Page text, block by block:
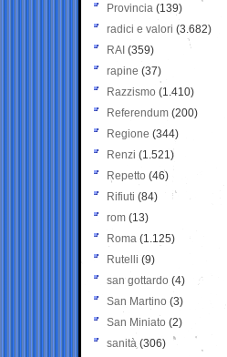
Provincia (139)
radici e valori (3.682)
RAI (359)
rapine (37)
Razzismo (1.410)
Referendum (200)
Regione (344)
Renzi (1.521)
Repetto (46)
Rifiuti (84)
rom (13)
Roma (1.125)
Rutelli (9)
san gottardo (4)
San Martino (3)
San Miniato (2)
sanità (306)